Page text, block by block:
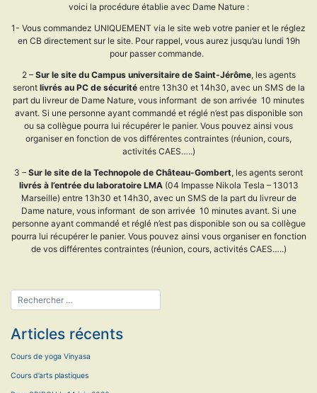
voici la procédure établie avec Dame Nature :
1- Vous commandez UNIQUEMENT via le site web votre panier et le réglez
en CB directement sur le site. Pour rappel, vous aurez jusqu’au lundi 19h
pour passer commande.
2 – Sur le site du Campus universitaire de Saint-Jérôme, les agents
seront livrés au PC de sécuritéentre 13h30 et 14h30, avec un SMS de la
part du livreur de Dame Nature, vous informant de son arrivée 10 minutes
avant. Si une personne ayant commandé et réglé n’est pas disponible son
ou sa collègue pourra lui récupérer le panier. Vous pouvez ainsi vous
organiser en fonction de vos différentes contraintes (réunion, cours,
activités CAES…..)
3 – Sur le site de la Technopole de Château-Gombert, les agents seront
livrés à l’entrée du laboratoire LMA(04 Impasse Nikola Tesla – 13013
Marseille) entre 13h30 et 14h30, avec un SMS de la part du livreur de
Dame nature, vous informant de son arrivée 10 minutes avant. Si une
personne ayant commandé et réglé n’est pas disponible son ou sa collègue
pourra lui récupérer le panier. Vous pouvez ainsi vous organiser en fonction
de vos différentes contraintes (réunion, cours, activités CAES…..)
Articles récents
Cours de yoga Vinyasa
Cours d’arts plastiques